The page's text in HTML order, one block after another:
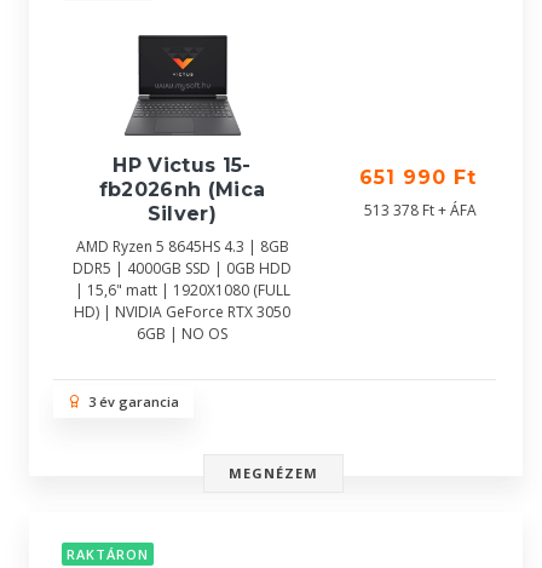
HP Victus 15-
fb2026nh (Mica
Silver)
AMD Ryzen 5 8645HS 4.3 | 8GB
DDR5 | 4000GB SSD | 0GB HDD
| 15,6" matt | 1920X1080 (FULL
HD) | NVIDIA GeForce RTX 3050
6GB | NO OS
651 990 Ft
513 378 Ft + ÁFA
3 év garancia
MEGNÉZEM
RAKTÁRON